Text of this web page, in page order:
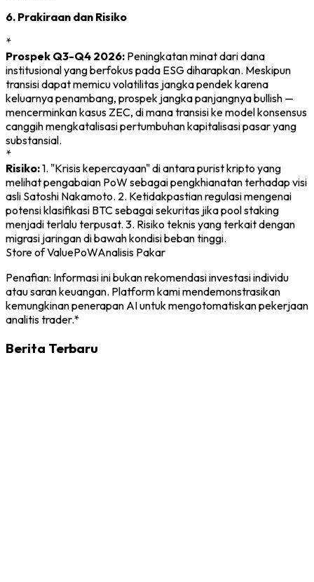
6. Prakiraan dan Risiko
*
Prospek Q3-Q4 2026: Peningkatan minat dari dana
institusional yang berfokus pada ESG diharapkan. Meskipun
transisi dapat memicu volatilitas jangka pendek karena
keluarnya penambang, prospek jangka panjangnya bullish —
mencerminkan kasus ZEC, di mana transisi ke model konsensus
canggih mengkatalisasi pertumbuhan kapitalisasi pasar yang
substansial.
*
Risiko:1. "Krisis kepercayaan" di antara purist kripto yang
melihat pengabaian PoW sebagai pengkhianatan terhadap visi
asli Satoshi Nakamoto. 2. Ketidakpastian regulasi mengenai
potensi klasifikasi BTC sebagai sekuritas jika pool staking
menjadi terlalu terpusat. 3. Risiko teknis yang terkait dengan
migrasi jaringan di bawah kondisi beban tinggi.
Store of ValuePoWAnalisis Pakar
Penafian: Informasi ini bukan rekomendasi investasi individu
atau saran keuangan. Platform kami mendemonstrasikan
kemungkinan penerapan AI untuk mengotomatiskan pekerjaan
analitis trader.*
Berita Terbaru